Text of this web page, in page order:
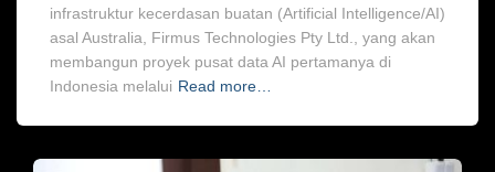
infrastruktur kecerdasan buatan (Artificial Intelligence/AI)
asal Australia, Firmus Technologies Pty Ltd., yang akan
membangun proyek pusat data AI pertamanya di
Indonesia melalui Read more…